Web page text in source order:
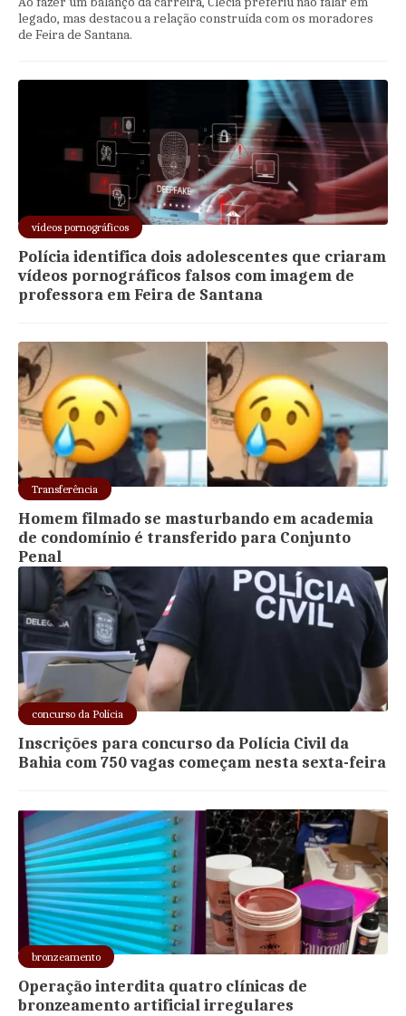
legado, mas destacou a relação construída com os moradores
de Feira de Santana.
vídeos pornográficos
Polícia identifica dois adolescentes que criaram
vídeos pornográficos falsos com imagem de
professora em Feira de Santana
Transferência
Homem filmado se masturbando em academia
de condomínio é transferido para Conjunto
Penal
concurso da Polícia
Inscrições para concurso da Polícia Civil da
Bahia com 750 vagas começam nesta sexta-feira
bronzeamento
Operação interdita quatro clínicas de
bronzeamento artificial irregulares